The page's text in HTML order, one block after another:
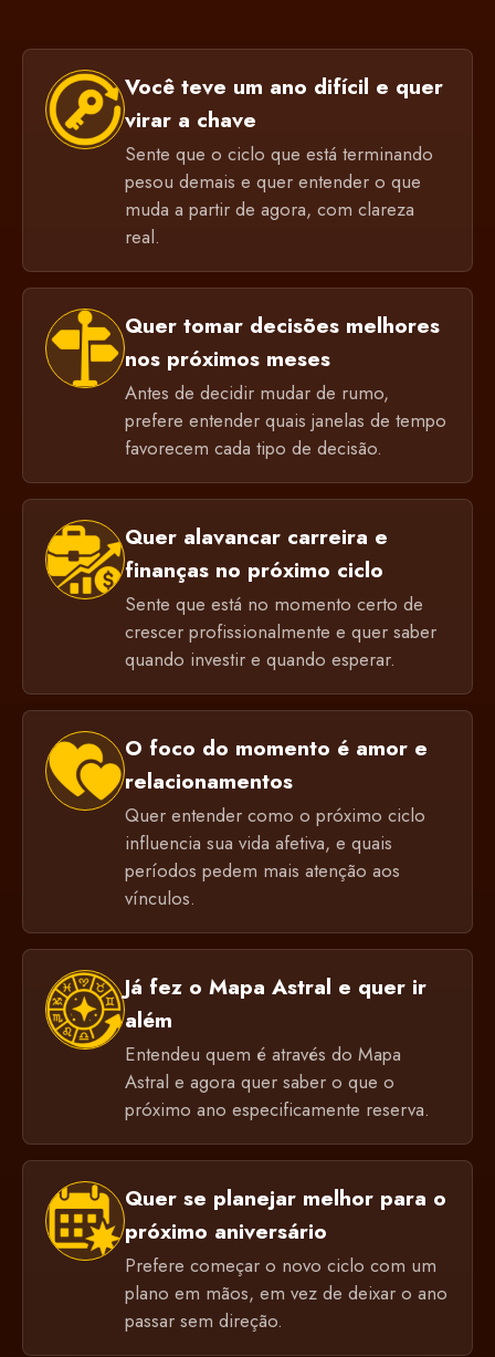
Você teve um ano difícil e quer
virar a chave
Sente que o ciclo que está terminando
pesou demais e quer entender o que
muda a partir de agora, com clareza
real.
Quer tomar decisões melhores
nos próximos meses
Antes de decidir mudar de rumo,
prefere entender quais janelas de tempo
favorecem cada tipo de decisão.
Quer alavancar carreira e
finanças no próximo ciclo
Sente que está no momento certo de
crescer profissionalmente e quer saber
quando investir e quando esperar.
O foco do momento é amor e
relacionamentos
Quer entender como o próximo ciclo
influencia sua vida afetiva, e quais
períodos pedem mais atenção aos
vínculos.
Já fez o Mapa Astral e quer ir
além
Entendeu quem é através do Mapa
Astral e agora quer saber o que o
próximo ano especificamente reserva.
Quer se planejar melhor para o
próximo aniversário
Prefere começar o novo ciclo com um
plano em mãos, em vez de deixar o ano
passar sem direção.